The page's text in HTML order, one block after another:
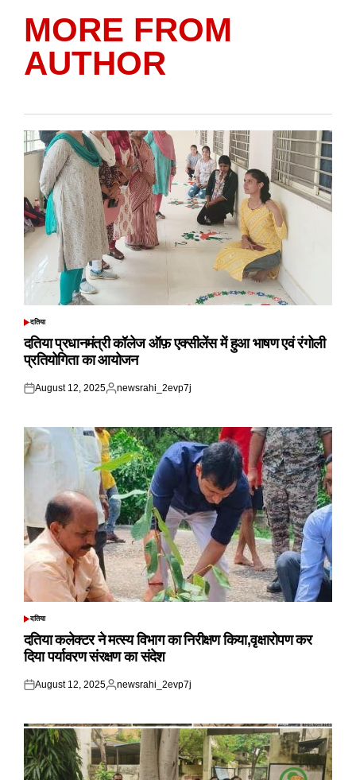
MORE FROM
AUTHOR
POSTED
दतिया
दतिया प्रधानमंत्री कॉलेज ऑफ़ एक्सीलेंस में हुआ भाषण एवं रंगोली
प्रतियोगिता का आयोजन
Posted
August 12, 2025
Posted
newsrahi_2evp7j
POSTED
दतिया
दतिया कलेक्टर ने मत्स्य विभाग का निरीक्षण किया,वृक्षारोपण कर
दिया पर्यावरण संरक्षण का संदेश
Posted
August 12, 2025
Posted
newsrahi_2evp7j